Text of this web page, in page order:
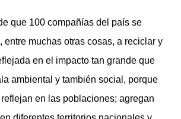
que 100 compañías del país se
entre muchas otras cosas, a reciclar y
en el impacto tan grande que
ambiental y también social, porque
en las poblaciones; agregan